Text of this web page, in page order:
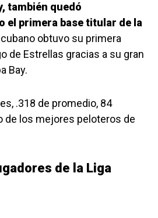
también quedó
el primera base titular de la
cubano obtuvo su primera
de Estrellas gracias a su gran
Bay.
.318 de promedio, 84
de los mejores peloteros de
de la Liga